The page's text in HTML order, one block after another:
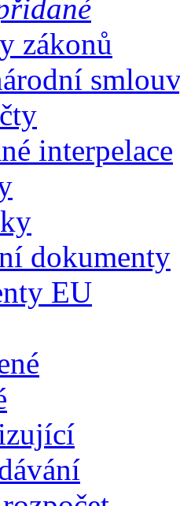
zákonů
interpelace
dokumenty
EU